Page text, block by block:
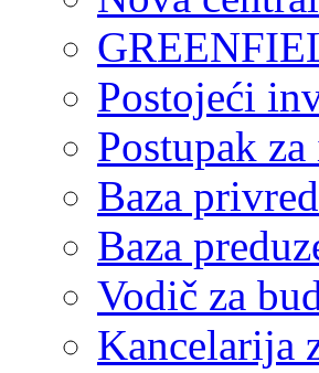
Postojeći
Postupak
Baza
Baza
Vodič za
Kancelarija